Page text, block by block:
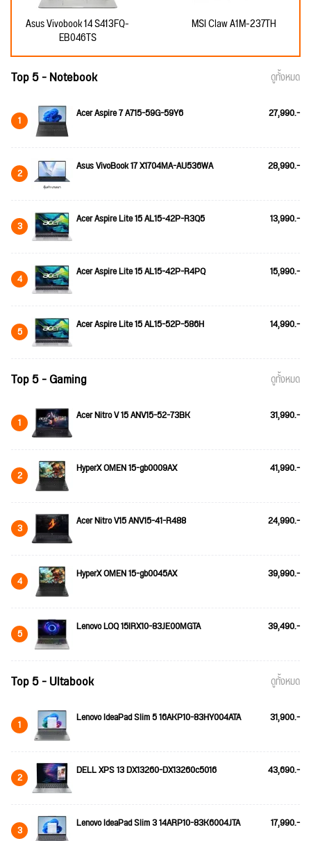
Asus Vivobook 14 S413FQ-
EB046TS
MSI Claw A1M-237TH
Top 5 - Notebook ดูทั้งหมด
1 Acer Aspire 7 A715-59G-59Y6 27,990.-
2 Asus VivoBook 17 X1704MA-AU536WA 28,990.-
3 Acer Aspire Lite 15 AL15-42P-R3Q5 13,990.-
4 Acer Aspire Lite 15 AL15-42P-R4PQ 15,990.-
5 Acer Aspire Lite 15 AL15-52P-586H 14,990.-
Top 5 - Gaming ดูทั้งหมด
1 Acer Nitro V 15 ANV15-52-73BK 31,990.-
2 HyperX OMEN 15-gb0009AX 41,990.-
3 Acer Nitro V15 ANV15-41-R488 24,990.-
4 HyperX OMEN 15-gb0045AX 39,990.-
5 Lenovo LOQ 15IRX10-83JE00MGTA 39,490.-
Top 5 - Ultabook ดูทั้งหมด
1 Lenovo IdeaPad Slim 5 16AKP10-83HY004ATA 31,900.-
2 DELL XPS 13 DX13260-DX13260c5016 43,690.-
3 Lenovo IdeaPad Slim 3 14ARP10-83K6004JTA 17,990.-